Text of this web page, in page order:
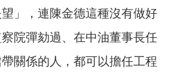
」，連陳金德這種沒有做好
院彈劾過、在中油董事長任
關係的人，都可以擔任工程